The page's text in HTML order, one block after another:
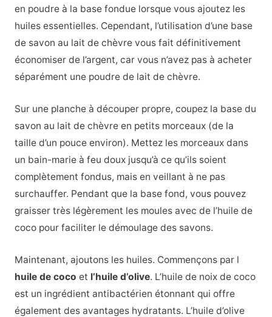
en poudre à la base fondue lorsque vous ajoutez les
huiles essentielles. Cependant, l’utilisation d’une base
de savon au lait de chèvre vous fait définitivement
économiser de l’argent, car vous n’avez pas à acheter
séparément une poudre de lait de chèvre.
Sur une planche à découper propre, coupez la base du
savon au lait de chèvre en petits morceaux (de la
taille d’un pouce environ). Mettez les morceaux dans
un bain-marie à feu doux jusqu’à ce qu’ils soient
complètement fondus, mais en veillant à ne pas
surchauffer. Pendant que la base fond, vous pouvez
graisser très légèrement les moules avec de l’huile de
coco pour faciliter le démoulage des savons.
Maintenant, ajoutons les huiles. Commençons par l
huile de coco et l’huile d’olive. L’huile de noix de coco
est un ingrédient antibactérien étonnant qui offre
également des avantages hydratants. L’huile d’olive